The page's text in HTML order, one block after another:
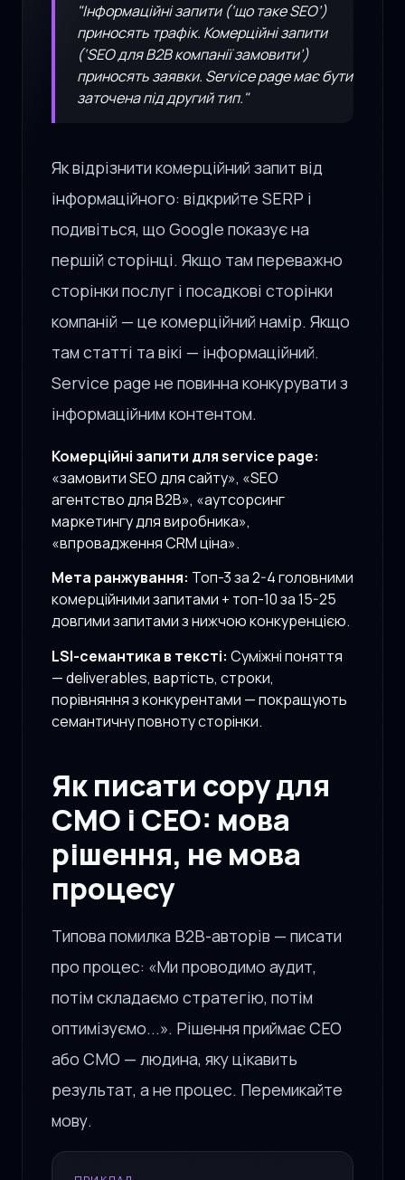
"Інформаційні запити (‘що таке SEO’)
приносять трафік. Комерційні запити
(‘SEO для B2B компанії замовити’)
приносять заявки. Service page має бути
заточена під другий тип."
Як відрізнити комерційний запит від
інформаційного: відкрийте SERP і
подивіться, що Google показує на
першій сторінці. Якщо там переважно
сторінки послуг і посадкові сторінки
компаній — це комерційний намір. Якщо
там статті та вікі — інформаційний.
Service page не повинна конкурувати з
інформаційним контентом.
Комерційні запити для service page:
«замовити SEO для сайту», «SEO
агентство для B2B», «аутсорсинг
маркетингу для виробника»,
«впровадження CRM ціна».
Мета ранжування: Топ-3 за 2-4 головними
комерційними запитами + топ-10 за 15-25
довгими запитами з нижчою конкуренцією.
LSI-семантика в тексті: Суміжні поняття
— deliverables, вартість, строки,
порівняння з конкурентами — покращують
семантичну повноту сторінки.
Як писати copy для
CMO і CEO: мова
рішення, не мова
процесу
Типова помилка B2B-авторів — писати
про процес: «Ми проводимо аудит,
потім складаємо стратегію, потім
оптимізуємо...». Рішення приймає CEO
або CMO — людина, яку цікавить
результат, а не процес. Перемикайте
мову.